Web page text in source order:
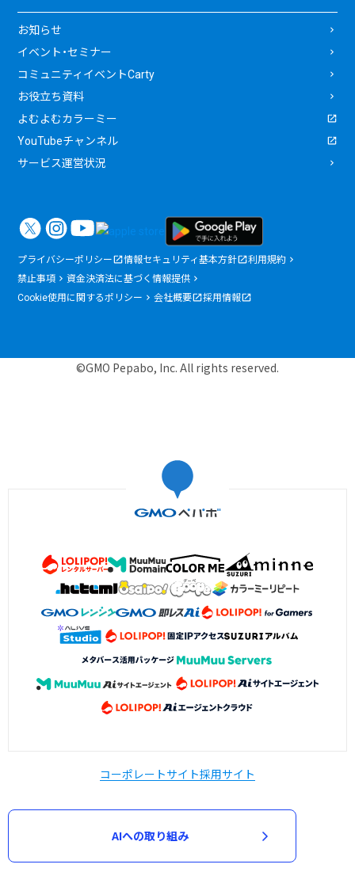
お知らせ
イベント・セミナー
コミュニティイベントCarty
お役立ち資料
よむよむカラーミー
YouTubeチャンネル
サービス運営状況
プライバシーポリシー 情報セキュリティ基本方針
利用規約
禁止事項
資金決済法に基づく情報提供
Cookie使用に関するポリシー
会社概要 採用情報
©GMO Pepabo, Inc. All rights reserved.
コーポレートサイト採用サイト
AIへの取り組み